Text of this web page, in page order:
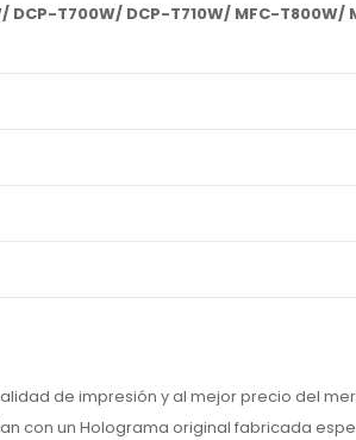
DCP-T700W/ DCP-T710W/ MFC-T800W/
de impresión y al mejor precio del
con un Holograma original fabricada